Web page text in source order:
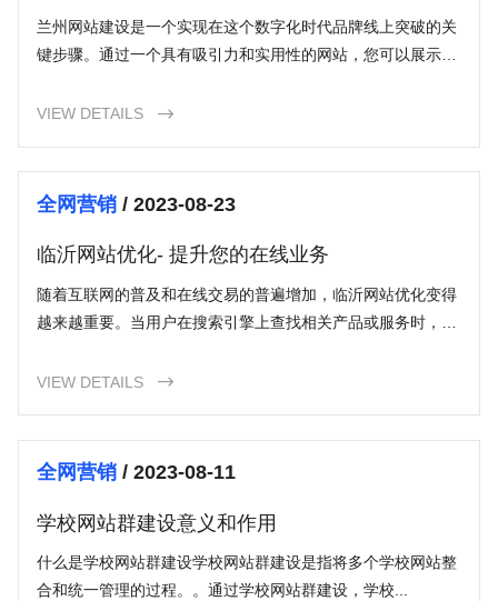
兰州网站建设是一个实现在这个数字化时代品牌线上突破的关
键步骤。通过一个具有吸引力和实用性的网站，您可以展示您
的用户体验。在兰州网站建设中，网站设计、内容管理、用户
网上脱颖而出！
VIEW DETAILS 
全网营销/ 2023-08-23
临沂网站优化- 提升您的在线业务
随着互联网的普及和在线交易的普遍增加，临沂网站优化变得
越来越重要。当用户在搜索引擎上查找相关产品或服务时，他
大的机会被用户点击，并吸引他们了解更多关于您的企业或产
VIEW DETAILS 
全网营销/ 2023-08-11
学校网站群建设意义和作用
什么是学校网站群建设学校网站群建设是指将多个学校网站整
合和统一管理的过程。。通过学校网站群建设，学校...